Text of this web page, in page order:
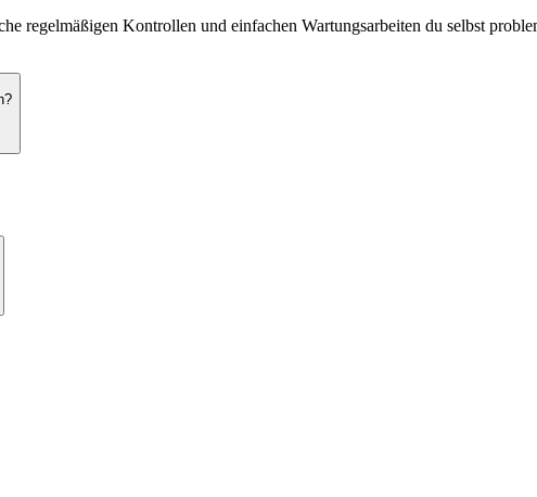
regelmäßigen Kontrollen und einfachen Wartungsarbeiten du selbst